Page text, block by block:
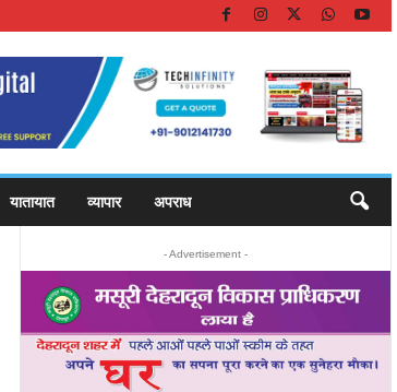
यातायात व्यापार अपराध
- Advertisement -